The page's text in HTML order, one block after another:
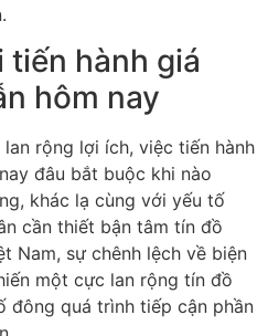
hành giá
hôm nay
rộng lợi ích, việc tiến hành
đâu bắt buộc khi nào
khác lạ cùng với yếu tố
cần thiết bận tâm tín đồ
Nam, sự chênh lệch về biện
một cực lan rộng tín đồ
đông quá trình tiếp cận phần